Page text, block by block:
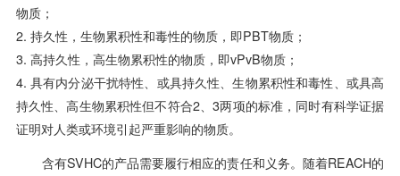
物质；
持久性，生物累积性和毒性的物质，即PBT物质；
高持久性，高生物累积性的物质，即vPvB物质；
具有内分泌干扰特性、或具持久性、生物累积性和毒性、或具高
持久性、高生物累积性但不符合2、3两项的标准，同时有科学证据
证明对人类或环境引起严重影响的物质。
含有SVHC的产品需要履行相应的责任和义务。随着REACH的